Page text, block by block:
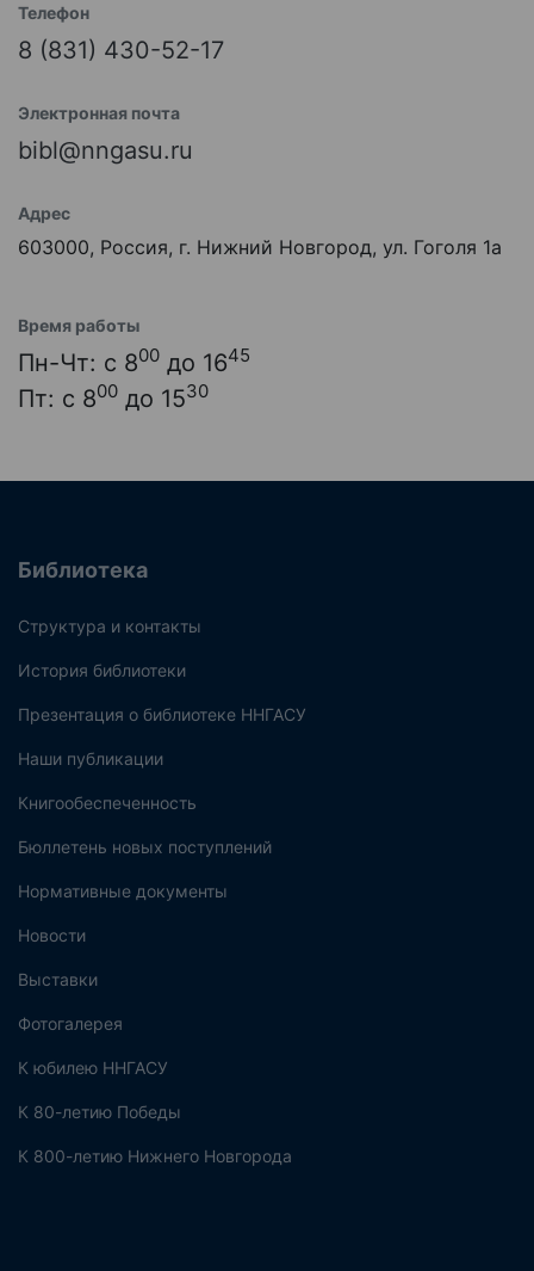
Телефон
8 (831) 430-52-17
Электронная почта
bibl@nngasu.ru
Адрес
603000, Россия, г. Нижний Новгород, ул. Гоголя 1а
Время работы
Пн-Чт: с 800 до 1645
Пт: с 800 до 1530
Библиотека
Структура и контакты
История библиотеки
Презентация о библиотеке ННГАСУ
Наши публикации
Книгообеспеченность
Бюллетень новых поступлений
Нормативные документы
Новости
Выставки
Фотогалерея
К юбилею ННГАСУ
К 80-летию Победы
К 800-летию Нижнего Новгорода